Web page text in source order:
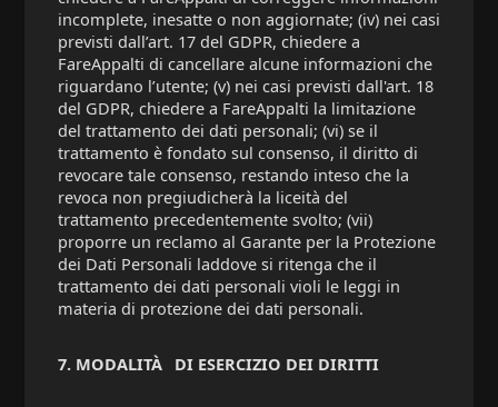
incomplete, inesatte o non aggiornate; (iv) nei casi
previsti dall’art. 17 del GDPR, chiedere a
FareAppalti di cancellare alcune informazioni che
riguardano l’utente; (v) nei casi previsti dall'art. 18
del GDPR, chiedere a FareAppalti la limitazione
del trattamento dei dati personali; (vi) se il
trattamento è fondato sul consenso, il diritto di
revocare tale consenso, restando inteso che la
revoca non pregiudicherà la liceità del
trattamento precedentemente svolto; (vii)
proporre un reclamo al Garante per la Protezione
dei Dati Personali laddove si ritenga che il
trattamento dei dati personali violi le leggi in
materia di protezione dei dati personali.
7. MODALITÀ DI ESERCIZIO DEI DIRITTI